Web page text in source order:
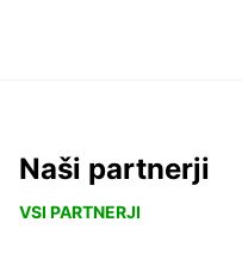
Naši partnerji
VSI PARTNERJI